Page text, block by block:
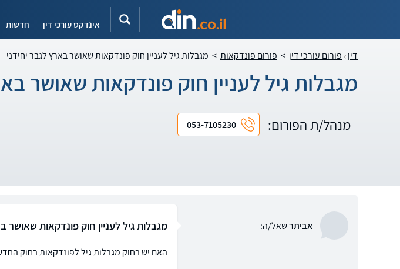
אינדקס עורכי דין חדשות
דין פורום עורכי דין > פורום פונדקאות > מגבלות גיל לעניין חוק פונדקאות שאושר בארץ לגבר יחידני
מגבלות גיל לעניין חוק פונדקאות שאושר
מנהל/ת הפורום: 053-7105230
אביתרשאל/ה: מגבלות גיל לעניין חוק פונדקאות שאושר
האם יש בחוק מגבלות גיל לפונדקאות בחוק